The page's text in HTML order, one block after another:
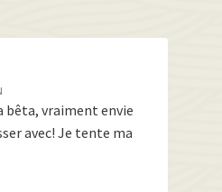
bêta, vraiment envie
avec! Je tente ma